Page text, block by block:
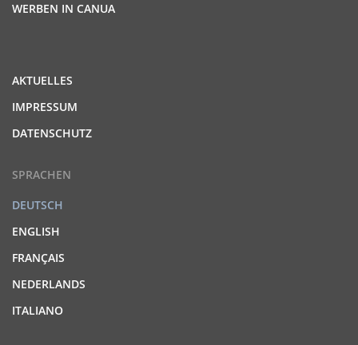
WERBEN IN CANUA
AKTUELLES
IMPRESSUM
DATENSCHUTZ
SPRACHEN
DEUTSCH
ENGLISH
FRANÇAIS
NEDERLANDS
ITALIANO